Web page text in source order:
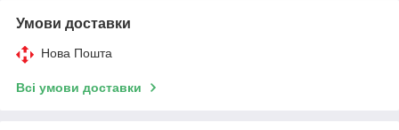
Умови доставки
Нова Пошта
Всі умови доставки